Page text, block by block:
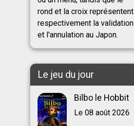
rond et la croix représentent
respectivement la validation
et l'annulation au Japon.
Le jeu du jour
Bilbo le Hobbit
Le 08 août 2026